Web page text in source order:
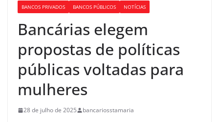
BANCOS PRIVADOS BANCOS PÚBLICOS NOTÍCIAS
Bancárias elegem
propostas de políticas
públicas voltadas para
mulheres
28 de julho de 2025 bancariosstamaria